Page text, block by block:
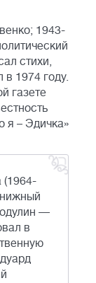
1943-
стихи,
1974 году.
газете
я – Эдичка»
—
в